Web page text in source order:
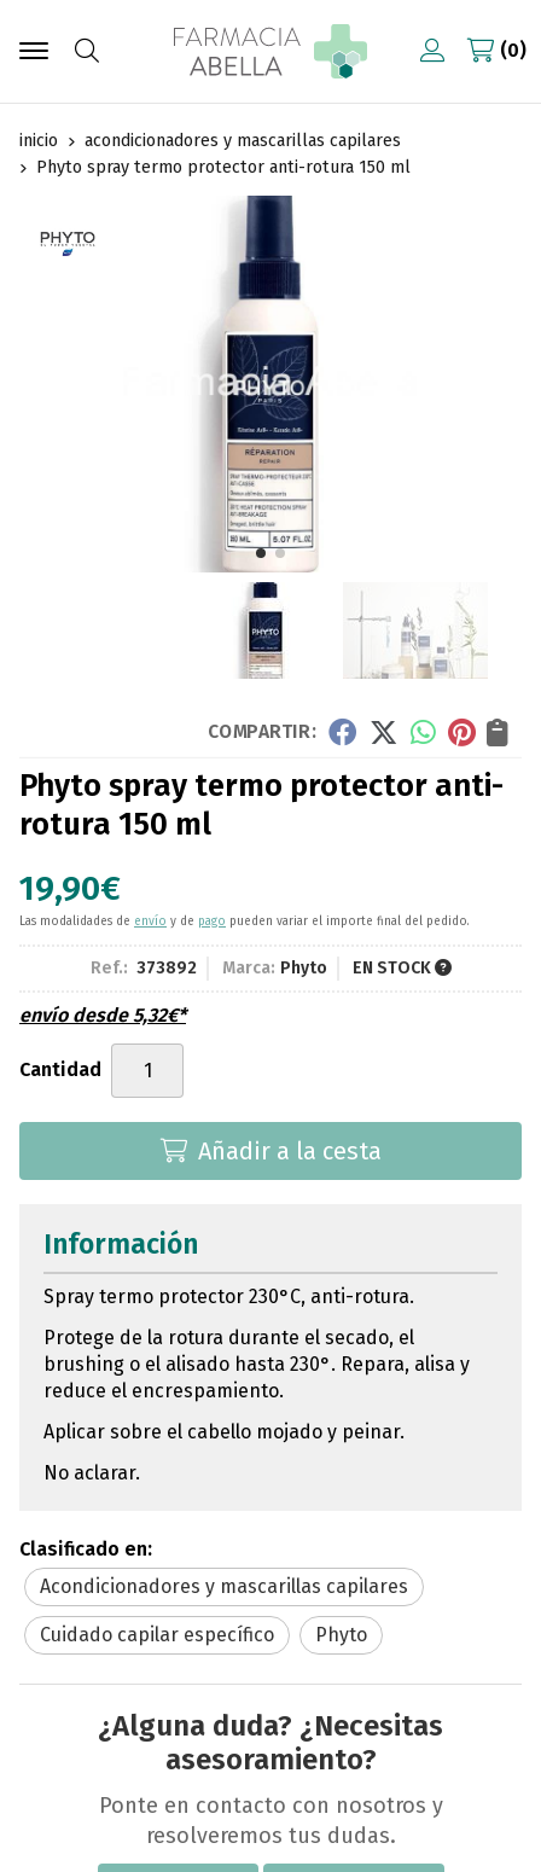
Buscar
0
inicio
acondicionadores y mascarillas capilares
Phyto spray termo protector anti-rotura 150 ml
COMPARTIR:
Phyto spray termo protector anti-
rotura 150 ml
19,90€
Las modalidades de envío y de pago pueden variar el importe final del pedido.
Ref.: 373892 Marca: Phyto EN STOCK
envío desde5,32€*
Cantidad
Añadir a la cesta
Información
Spray termo protector 230°C, anti-rotura.
Protege de la rotura durante el secado, el
brushing o el alisado hasta 230°. Repara, alisa y
reduce el encrespamiento.
Aplicar sobre el cabello mojado y peinar.
No aclarar.
Clasificado en:
Acondicionadores y mascarillas capilares
Cuidado capilar específico Phyto
¿Alguna duda? ¿Necesitas
asesoramiento?
Ponte en contacto con nosotros y
resolveremos tus dudas.